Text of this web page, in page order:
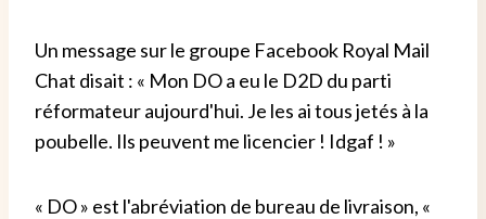
Un message sur le groupe Facebook Royal Mail
Chat disait : « Mon DO a eu le D2D du parti
réformateur aujourd'hui. Je les ai tous jetés à la
poubelle. Ils peuvent me licencier ! Idgaf ! »
« DO » est l'abréviation de bureau de livraison, «